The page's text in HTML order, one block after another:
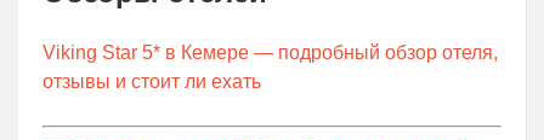
Viking Star 5* в Кемере — подробный обзор отеля,
отзывы и стоит ли ехать